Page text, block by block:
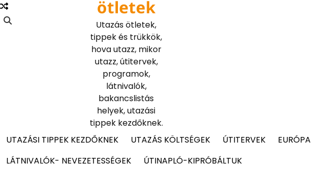
ötletek
Utazás ötletek,
tippek és trükkök,
hova utazz, mikor
utazz, útitervek,
programok,
látnivalók,
bakancslistás
helyek, utazási
tippek kezdőknek.
UTAZÁSI TIPPEK KEZDŐKNEK
UTAZÁS KÖLTSÉGEK ÚTITERVEK EURÓPA
LÁTNIVALÓK- NEVEZETESSÉGEK
ÚTINAPLÓ-KIPRÓBÁLTUK